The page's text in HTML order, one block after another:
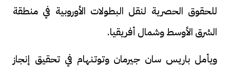
للحقوق الحصرية لنقل البطولات الأوروبية في منطقة
الشرق الأوسط وشمال أفريقيا.
ويأمل باريس سان جيرمان وتوتنهام في تحقيق إنجاز